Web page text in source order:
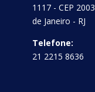
1117 - CEP
de Janeiro - RJ
Telefone:
21 2215 8636